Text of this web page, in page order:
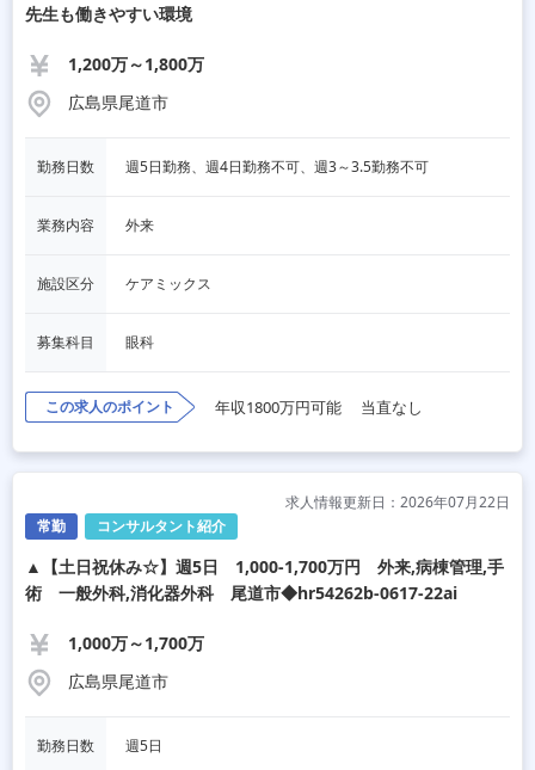
先生も働きやすい環境
1,200万～1,800万
広島県尾道市
勤務日数 週5日勤務、週4日勤務不可、週3～3.5勤務不可
業務内容 外来
施設区分 ケアミックス
募集科目 眼科
この求人のポイント 年収1800万円可能 当直なし
常勤 コンサルタント紹介
求人情報更新日：2026年07月22日
▲【土日祝休み☆】週5日 1,000-1,700万円 外来,病棟管理,手
術 一般外科,消化器外科 尾道市◆hr54262b-0617-22ai
1,000万～1,700万
広島県尾道市
勤務日数 週5日